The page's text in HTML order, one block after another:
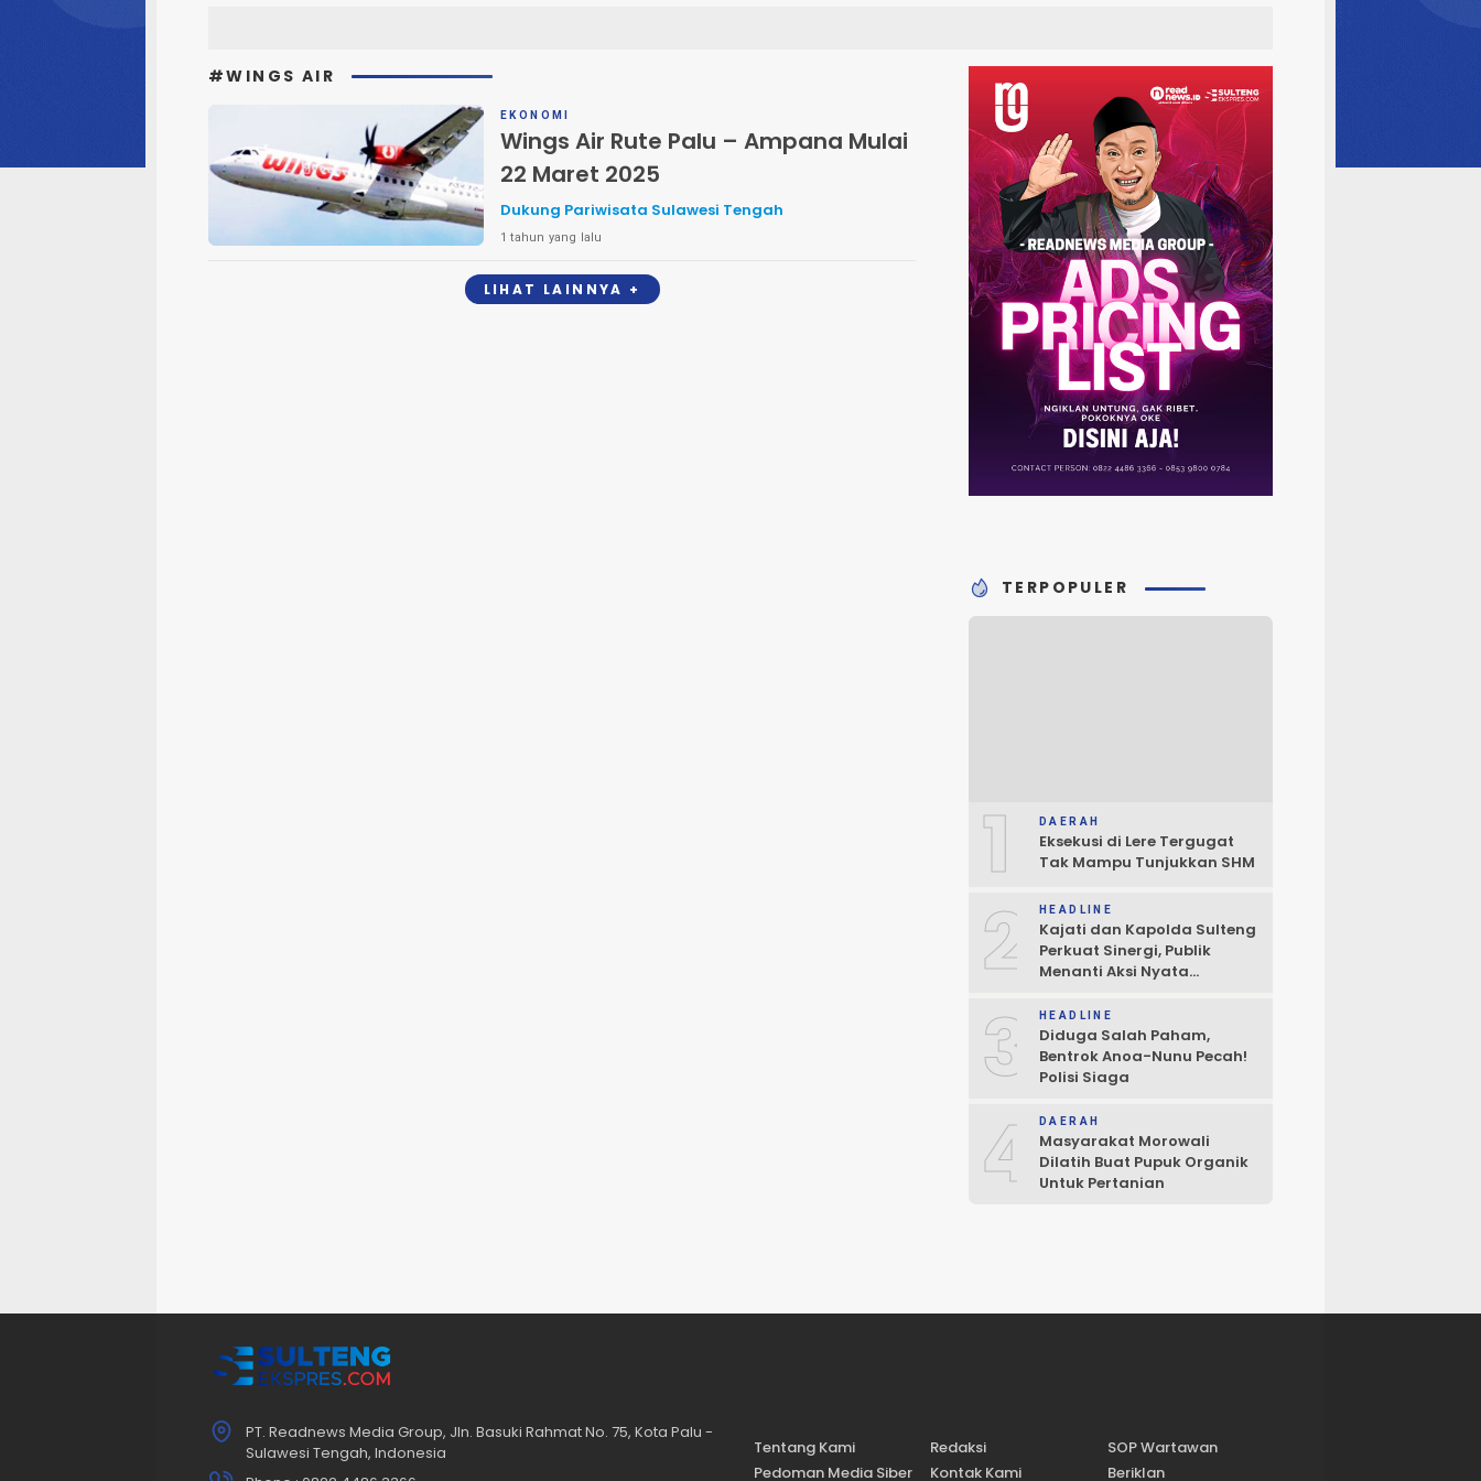
#WINGS AIR
EKONOMI
Wings Air Rute Palu – Ampana Mulai
22 Maret 2025
Dukung Pariwisata Sulawesi Tengah
1 tahun yang lalu
LIHAT LAINNYA +
TERPOPULER
1 DAERAH
Eksekusi di Lere Tergugat
Tak Mampu Tunjukkan SHM
2 HEADLINE
Kajati dan Kapolda Sulteng
Perkuat Sinergi, Publik
Menanti Aksi Nyata
3 HEADLINE
Diduga Salah Paham,
Bentrok Anoa-Nunu Pecah!
Polisi Siaga
4 DAERAH
Masyarakat Morowali
Dilatih Buat Pupuk Organik
Untuk Pertanian
PT. Readnews Media Group, Jln. Basuki Rahmat No. 75, Kota Palu -
Sulawesi Tengah, Indonesia
Tentang Kami Redaksi
SOP Wartawan
Pedoman Media Siber
Kontak Kami Beriklan